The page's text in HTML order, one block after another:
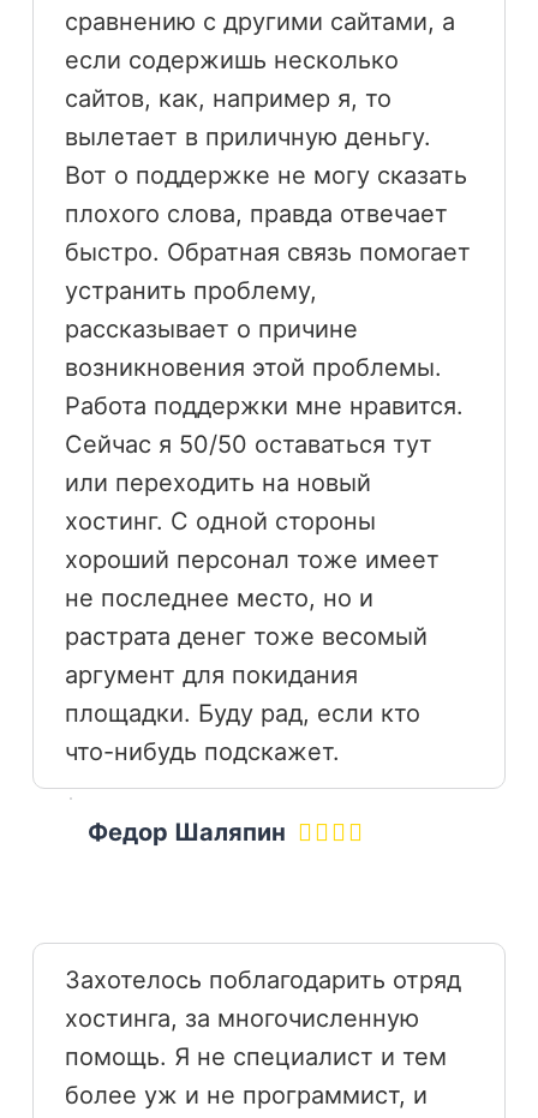
сравнению с другими сайтами, а
если содержишь несколько
сайтов, как, например я, то
вылетает в приличную деньгу.
Вот о поддержке не могу сказать
плохого слова, правда отвечает
быстро. Обратная связь помогает
устранить проблему,
рассказывает о причине
возникновения этой проблемы.
Работа поддержки мне нравится.
Сейчас я 50/50 оставаться тут
или переходить на новый
хостинг. С одной стороны
хороший персонал тоже имеет
не последнее место, но и
растрата денег тоже весомый
аргумент для покидания
площадки. Буду рад, если кто
что-нибудь подскажет.
Федор Шаляпин
Захотелось поблагодарить отряд
хостинга, за многочисленную
помощь. Я не специалист и тем
более уж и не программист, и